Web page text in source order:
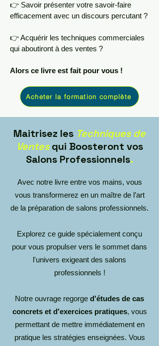
👉 Savoir présenter votre savoir-faire
efficacement avec un discours percutant ?
👉 Acquérir les techniques commerciales
qui aboutiront à des ventes ?
Alors ce livre est fait pour vous !
Acheter la formation complète
Maitrisez les Techniques de
Ventesqui Boosteront vos
Salons Professionnels.
Avec notre livre entre vos mains, vous
vous transformerez en un maître de l’art
de la préparation de salons professionnels.
Explorez ce guide spécialement conçu
pour vous propulser vers le sommet dans
l'univers exigeant des salons
professionnels !
Notre ouvrage regorge d'études de cas
concrets et d'exercices pratiques, vous
permettant de mettre immédiatement en
pratique les stratégies enseignées. Vous